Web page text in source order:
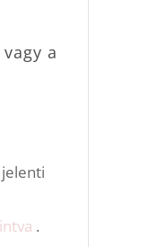
vagy a
.